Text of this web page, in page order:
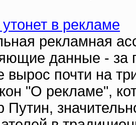
в рекламе
рекламная
данные - за
вырос почти на
"О рекламе",